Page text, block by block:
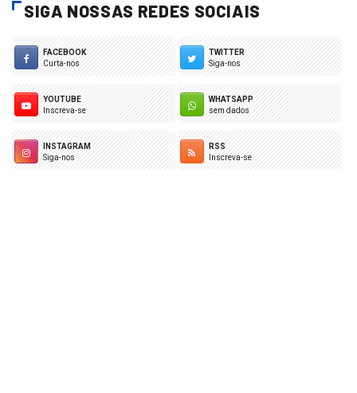
SIGA NOSSAS REDES SOCIAIS
FACEBOOK
Curta-nos
TWITTER
Siga-nos
YOUTUBE
Inscreva-se
WHATSAPP
sem dados
INSTAGRAM
Siga-nos
RSS
Inscreva-se